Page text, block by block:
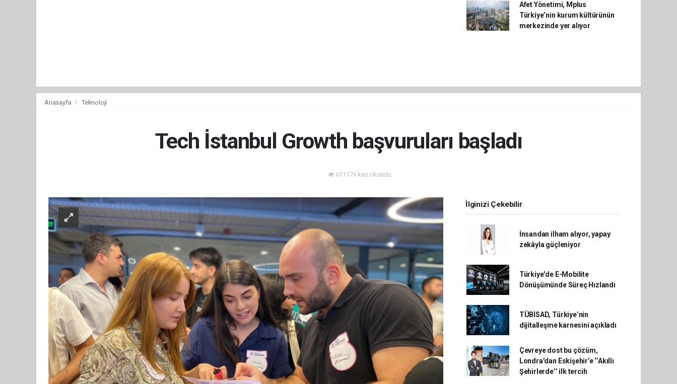
Afet Yönetimi, Mplus
Türkiye’nin kurum kültürünün
merkezinde yer alıyor
Anasayfa Teknoloji
Tech İstanbul Growth başvuruları başladı
61117+ kez okundu.
İlginizi Çekebilir
İnsandan ilham alıyor, yapay
zekâyla güçleniyor
Türkiye'de E-Mobilite
Dönüşümünde Süreç Hızlandı
TÜBİSAD, Türkiye’nin
dijitalleşme karnesini açıkladı
Çevreye dost bu çözüm,
Londra’dan Eskişehir’e ‘’Akıllı
Şehirlerde’’ ilk tercih